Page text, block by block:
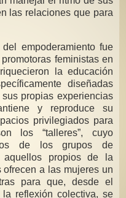
para
empoderamiento fue
la educación
diseñadas
propias experiencias
y reproduce su
cuyo
de los grupos de
a las mujeres un
para que, desde el